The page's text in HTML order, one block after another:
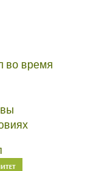
во время